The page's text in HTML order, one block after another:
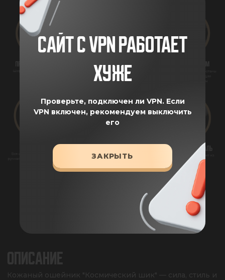
ХАРАКТЕРИСТИКИ
ОПИСАНИЕ
Кожаный ошейник "Космический шик" — сила, стиль и
САЙТ С VPN РАБОТАЕТ
ХУЖЕ
Проверьте, подключен ли VPN. Если
VPN включен, рекомендуем выключить
его
ЗАКРЫТЬ